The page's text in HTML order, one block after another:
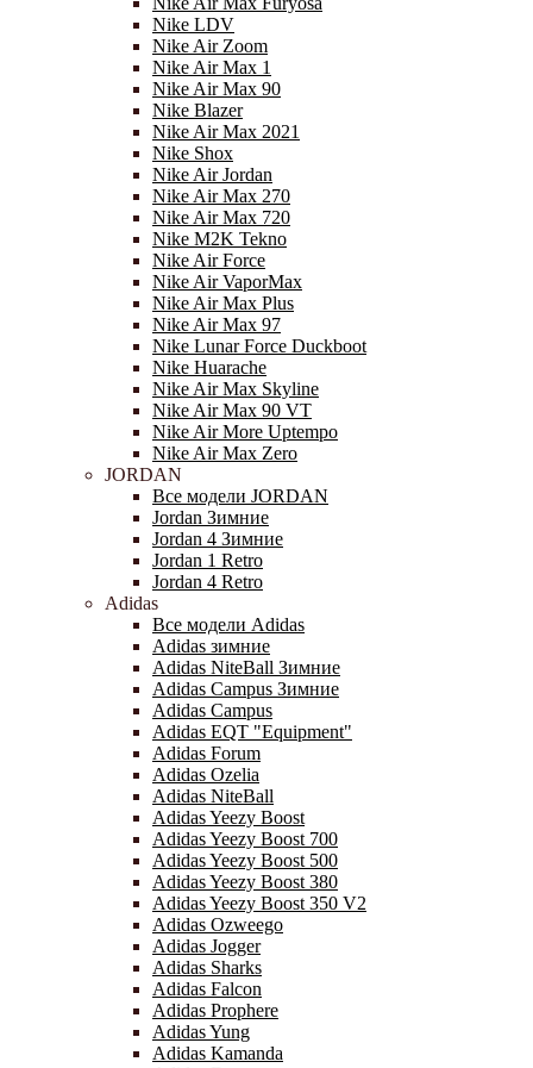
Nike LDV
Nike Air Zoom
Nike Air Max 1
Nike Air Max 90
Nike Blazer
Nike Air Max 2021
Nike Shox
Nike Air Jordan
Nike Air Max 270
Nike Air Max 720
Nike M2K Tekno
Nike Air Force
Nike Air VaporMax
Nike Air Max Plus
Nike Air Max 97
Nike Lunar Force Duckboot
Nike Huarache
Nike Air Max Skyline
Nike Air Max 90 VT
Nike Air More Uptempo
Nike Air Max Zero
JORDAN
Все модели JORDAN
Jordan Зимние
Jordan 4 Зимние
Jordan 1 Retro
Jordan 4 Retro
Adidas
Все модели Adidas
Adidas зимние
Adidas NiteBall Зимние
Adidas Campus Зимние
Adidas Campus
Adidas EQT "Equipment"
Adidas Forum
Adidas Ozelia
Adidas NiteBall
Adidas Yeezy Boost
Adidas Yeezy Boost 700
Adidas Yeezy Boost 500
Adidas Yeezy Boost 380
Adidas Yeezy Boost 350 V2
Adidas Ozweego
Adidas Jogger
Adidas Sharks
Adidas Falcon
Adidas Prophere
Adidas Yung
Adidas Kamanda